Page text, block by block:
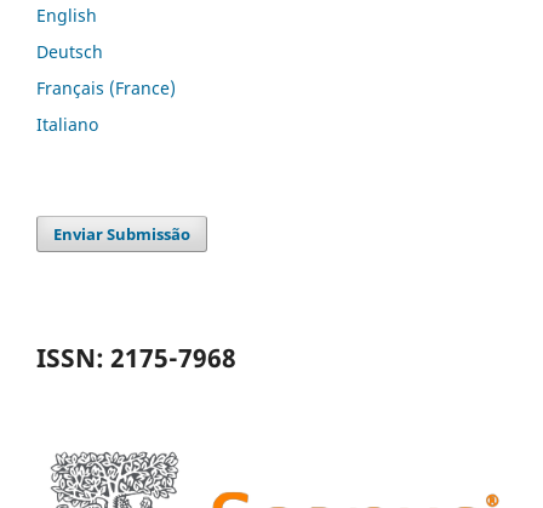
English
Deutsch
Français (France)
Italiano
Enviar Submissão
ISSN: 2175-7968